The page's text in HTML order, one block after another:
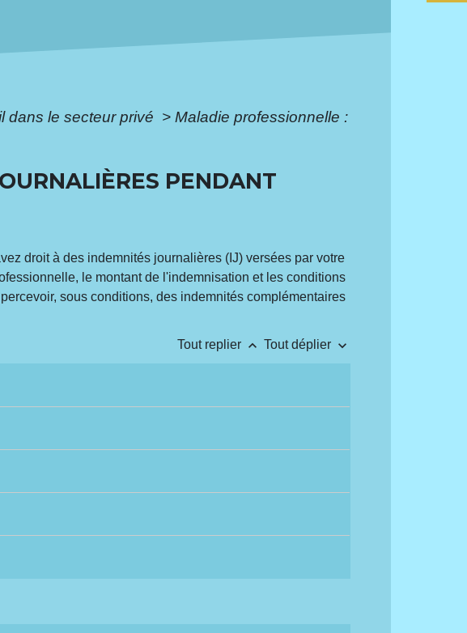
dans le secteur privé > Maladie professionnelle :
PENDANT
droit à des indemnités journalières (IJ) versées par votre
le montant de l'indemnisation et les conditions
sous conditions, des indemnités complémentaires
Tout replier keyboard_arrow_up Tout déplier keyboard_arrow_down